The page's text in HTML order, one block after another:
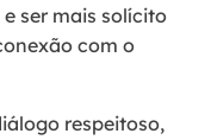
ser mais solícito
com o
respeitoso,